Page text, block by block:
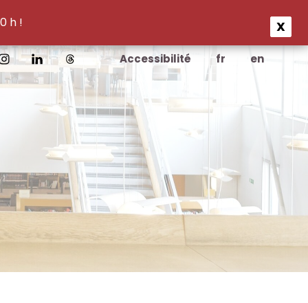
X
h !
Accessibilité fr en